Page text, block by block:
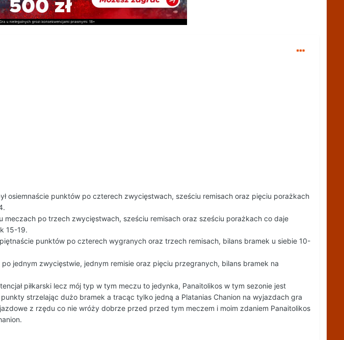
osiemnaście punktów po czterech zwycięstwach, sześciu remisach oraz pięciu porażkach
meczach po trzech zwycięstwach, sześciu remisach oraz sześciu porażkach co daje
15-19.
punktów po czterech wygranych oraz trzech remisach, bilans bramek u siebie 10-
jednym zwycięstwie, jednym remisie oraz pięciu przegranych, bilans bramek na
piłkarski lecz mój typ w tym meczu to jedynka, Panaitolikos w tym sezonie jest
strzelając dużo bramek a tracąc tylko jedną a Platanias Chanion na wyjazdach gra
z rzędu co nie wróży dobrze przed przed tym meczem i moim zdaniem Panaitolikos